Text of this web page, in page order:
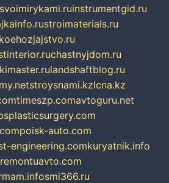
instrumentgid.ru
stroimaterials.ru
chastnyjdom.ru
landshaftblog.ru
stroysnami.kzlcna.kz
timeszp.comavtoguru.net
poisk-auto.com
engineering.comkuryatnik.info
smi366.ru